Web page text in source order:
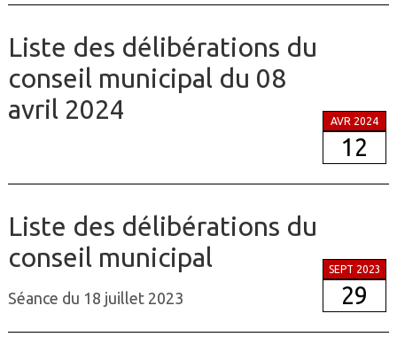
Liste des délibérations du
conseil municipal du 08
avril 2024
AVR 2024
12
Liste des délibérations du
conseil municipal
Séance du 18 juillet 2023
SEPT 2023
29